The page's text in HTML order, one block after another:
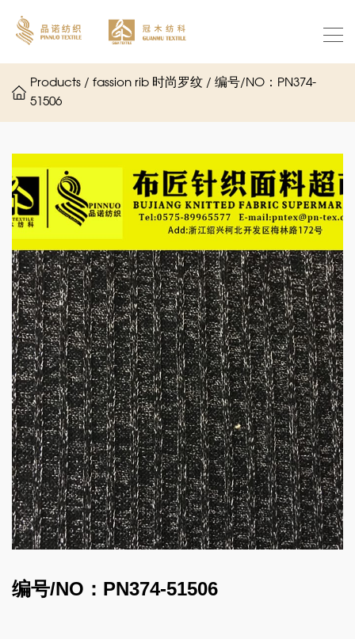
Products / fassion rib 时尚罗纹 / 编号/NO：PN374-
51506
编号/NO：PN374-51506